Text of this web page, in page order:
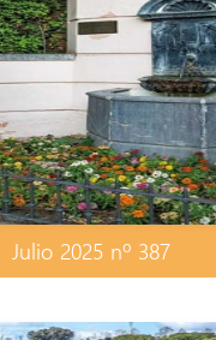
Julio 2025 nº 387